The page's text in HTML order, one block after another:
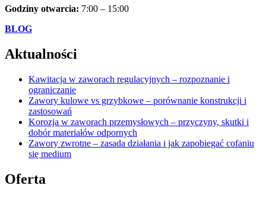
Godziny otwarcia: 7:00 – 15:00
BLOG
Aktualności
Kawitacja w zaworach regulacyjnych – rozpoznanie i
ograniczanie
Zawory kulowe vs grzybkowe – porównanie konstrukcji i
zastosowań
Korozja w zaworach przemysłowych – przyczyny, skutki i
dobór materiałów odpornych
Zawory zwrotne – zasada działania i jak zapobiegać cofaniu
się medium
Oferta